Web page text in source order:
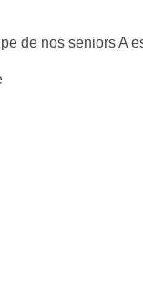
de nos seniors A